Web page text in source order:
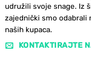
udružili svoje snage. Iz
zajednički smo odabrali
naših kupaca.
KONTAKTIRAJTE